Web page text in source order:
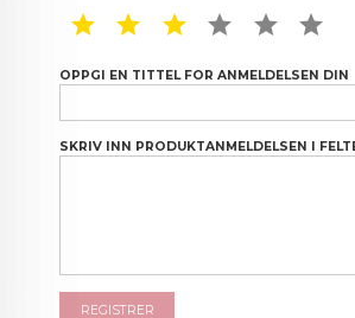
1 STAR2 STAR3 STAR4 STAR5 STAR
OPPGI EN TITTEL FOR ANMELDELSEN DIN
SKRIV INN PRODUKTANMELDELSEN I